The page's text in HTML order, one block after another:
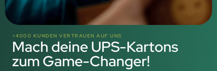
>4000 KUNDEN VERTRAUEN AUF UNS
Mach deine UPS-Kartons
zum Game-Changer!